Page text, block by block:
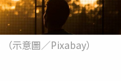
示意圖／Pixabay）